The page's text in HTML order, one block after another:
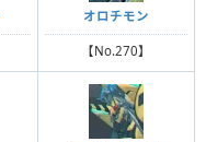
オロチモン
【No.270】